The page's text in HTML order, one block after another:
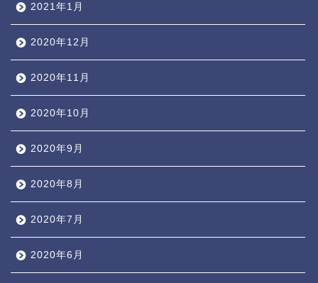
2021年1月
2020年12月
2020年11月
2020年10月
2020年9月
2020年8月
2020年7月
2020年6月